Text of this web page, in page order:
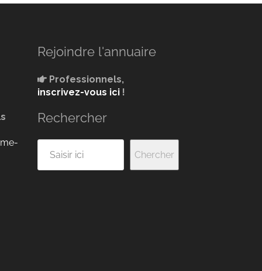
Rejoindre l'annuaire
Professionnels,
inscrivez-vous ici!
Rechercher
Chercher